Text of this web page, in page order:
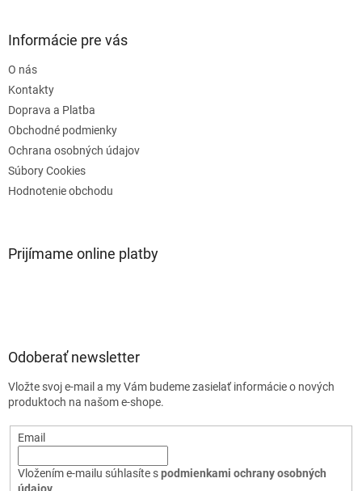
Informácie pre vás
O nás
Kontakty
Doprava a Platba
Obchodné podmienky
Ochrana osobných údajov
Súbory Cookies
Hodnotenie obchodu
Prijímame online platby
Odoberať newsletter
Vložte svoj e-mail a my Vám budeme zasielať informácie o nových
produktoch na našom e-shope.
Email
Vložením e-mailu súhlasíte spodmienkami ochrany osobných